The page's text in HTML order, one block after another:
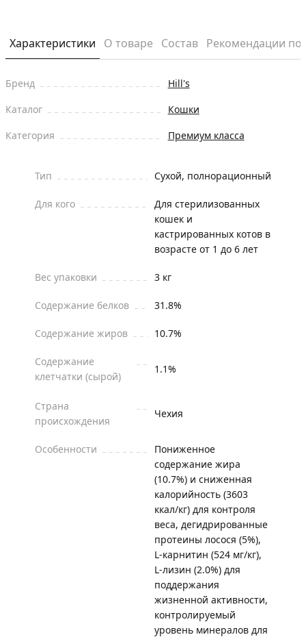
Характеристики О товаре Состав Рекомендации
Бренд
Hill's
Каталог
Кошки
Категория
Премиум класса
Тип Сухой, полнорационный
Для кого
Для стерилизованных
кошек и
кастрированных котов в
возрасте от 1 до 6 лет
Вес упаковки 3 кг
Содержание белков 31.8%
Содержание жиров 10.7%
Содержание
клетчатки (сырой)
1.1%
Страна
происхождения
Чехия
Особенности
Пониженное
содержание жира
(10.7%) и сниженная
калорийность (3603
ккал/кг) для контроля
веса, дегидрированные
протеины лосося (5%),
L-карнитин (524 мг/кг),
L-лизин (2.0%) для
поддержания
жизненной активности,
контролируемый
уровень минералов для